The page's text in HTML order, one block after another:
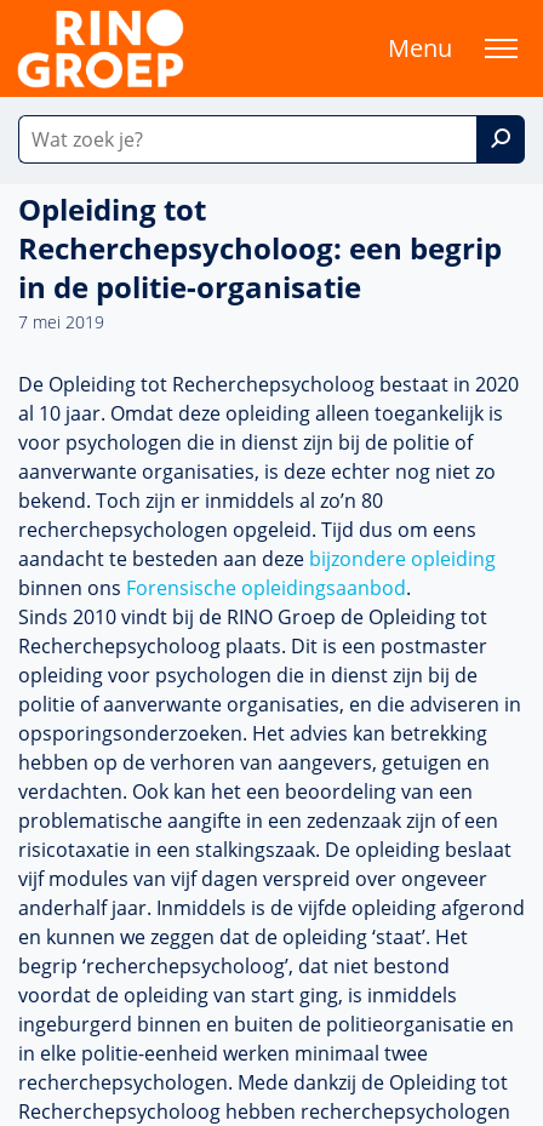
Menu
Opleiding tot
Recherchepsycholoog: een begrip
in de politie-organisatie
7 mei 2019
De Opleiding tot Recherchepsycholoog bestaat in 2020
al 10 jaar. Omdat deze opleiding alleen toegankelijk is
voor psychologen die in dienst zijn bij de politie of
aanverwante organisaties, is deze echter nog niet zo
bekend. Toch zijn er inmiddels al zo’n 80
recherchepsychologen opgeleid. Tijd dus om eens
aandacht te besteden aan deze bijzondere opleiding
binnen ons Forensische opleidingsaanbod.
Sinds 2010 vindt bij de RINO Groep de Opleiding tot
Recherchepsycholoog plaats. Dit is een postmaster
opleiding voor psychologen die in dienst zijn bij de
politie of aanverwante organisaties, en die adviseren in
opsporingsonderzoeken. Het advies kan betrekking
hebben op de verhoren van aangevers, getuigen en
verdachten. Ook kan het een beoordeling van een
problematische aangifte in een zedenzaak zijn of een
risicotaxatie in een stalkingszaak. De opleiding beslaat
vijf modules van vijf dagen verspreid over ongeveer
anderhalf jaar. Inmiddels is de vijfde opleiding afgerond
en kunnen we zeggen dat de opleiding ‘staat’. Het
begrip ‘recherchepsycholoog’, dat niet bestond
voordat de opleiding van start ging, is inmiddels
ingeburgerd binnen en buiten de politieorganisatie en
in elke politie-eenheid werken minimaal twee
recherchepsychologen. Mede dankzij de Opleiding tot
Recherchepsycholoog hebben recherchepsychologen